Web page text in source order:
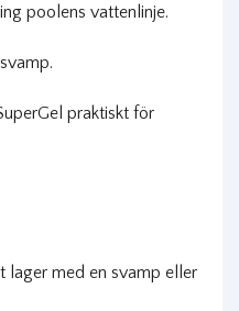
poolens vattenlinje.
praktiskt för
lager med en svamp eller